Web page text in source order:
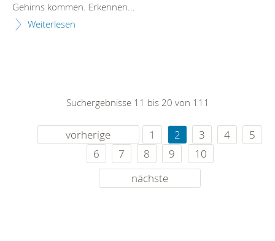
Gehirns kommen. Erkennen...
Weiterlesen
Suchergebnisse 11 bis 20 von 111
vorherige 1 2 3 4
5
6
7 8 9
10
nächste